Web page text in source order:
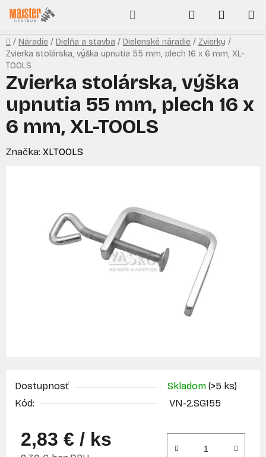
Prejsť
na
obsah
Hľadať
KOŠÍK
Domov
/ Náradie / Dielňa a stavba / Dielenské náradie / Zvierky /
Zvierka stolárska, výška upnutia 55 mm, plech 16 x 6 mm, XL-
TOOLS
Dostupnosť Skladom (>5 ks)
Kód:
VN-2.SG155
2,83 € / ks
Zvierka stolárska, výška
upnutia 55 mm, plech 16 x
6 mm, XL-TOOLS
Značka: XLTOOLS